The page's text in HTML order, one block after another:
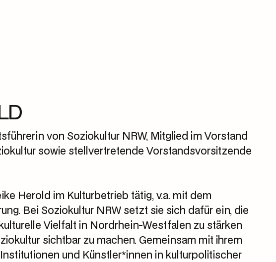
von Soziokultur NRW, Mitglied im Vorstand
sowie stellvertretende Vorstandsvorsitzende
Herold im Kulturbetrieb tätig, v.a. mit dem
Bei Soziokultur NRW setzt sie sich dafür ein, die
Vielfalt in Nordrhein-Westfalen zu stärken
sichtbar zu machen. Gemeinsam mit ihrem
und Künstler*innen in kulturpolitischer